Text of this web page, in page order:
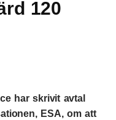
120
har skrivit avtal
ESA, om att